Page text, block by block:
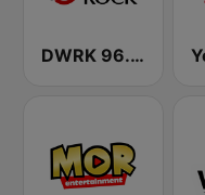
DWRK 96.3 Easy Rock Manila